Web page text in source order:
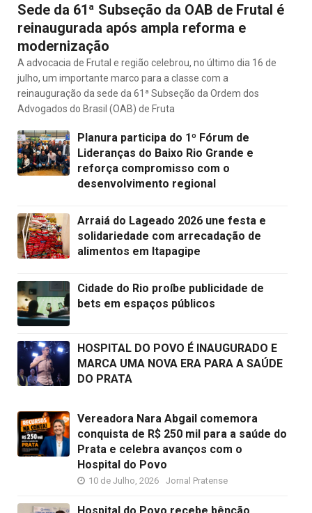
Sede da 61ª Subseção da OAB de Frutal é
reinaugurada após ampla reforma e
modernização
A advocacia de Frutal e região celebrou, no último dia 16 de
julho, um importante marco para a classe com a
reinauguração da sede da 61ª Subseção da Ordem dos
Advogados do Brasil (OAB) de Fruta
Planura participa do 1º Fórum de
Lideranças do Baixo Rio Grande e
reforça compromisso com o
desenvolvimento regional
Arraiá do Lageado 2026 une festa e
solidariedade com arrecadação de
alimentos em Itapagipe
Cidade do Rio proíbe publicidade de
bets em espaços públicos
HOSPITAL DO POVO É INAUGURADO E
MARCA UMA NOVA ERA PARA A SAÚDE
DO PRATA
Vereadora Nara Abgail comemora
conquista de R$ 250 mil para a saúde do
Prata e celebra avanços com o
Hospital do Povo
10 de Julho, 2026 Jornal Pratense